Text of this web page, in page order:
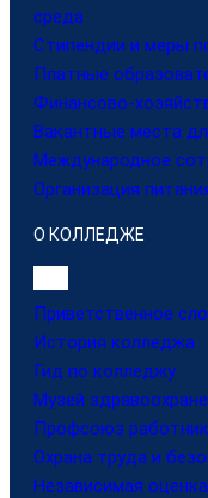
среда
Стипендии и меры
Платные
Финансово-
Вакантные места
Международное
Организация
О КОЛЛЕДЖЕ
Приветственное
История колледжа
Гид по колледжу
Музей
Профсоюз
Охрана труда и
Независимая